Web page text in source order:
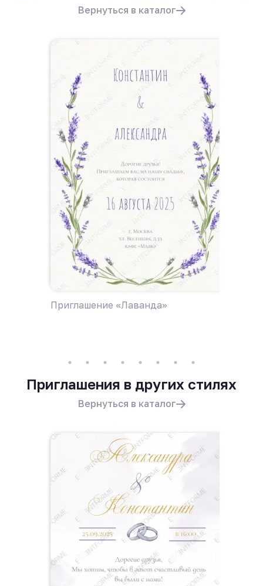
Вернуться в каталог
Приглашение «Лаванда»
Приглашения в других стилях
Вернуться в каталог